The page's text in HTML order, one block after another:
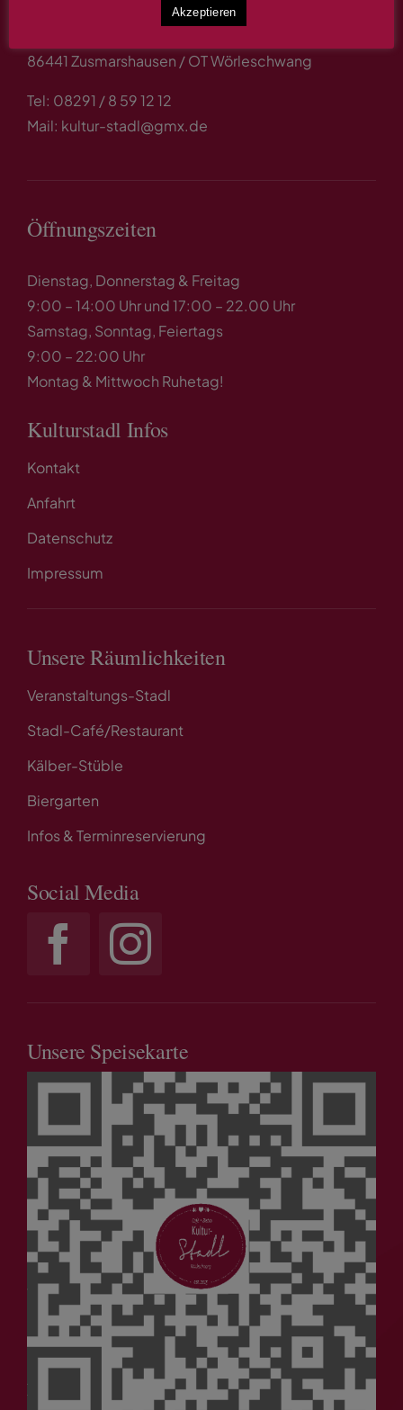
Kultur-Stadl Wörleschwang
86441 Zusmarshausen / OT Wörleschwang
Tel: 08291 / 8 59 12 12
Mail: kultur-stadl@gmx.de
Öffnungszeiten
Dienstag, Donnerstag & Freitag
9:00 – 14:00 Uhr und 17:00 – 22.00 Uhr
Samstag, Sonntag, Feiertags
9:00 – 22:00 Uhr
Montag & Mittwoch Ruhetag!
Kulturstadl Infos
Kontakt
Anfahrt
Datenschutz
Impressum
Unsere Räumlichkeiten
Veranstaltungs-Stadl
Stadl-Café/Restaurant
Kälber-Stüble
Biergarten
Infos & Terminreservierung
Social Media
Unsere Speisekarte
Akzeptieren